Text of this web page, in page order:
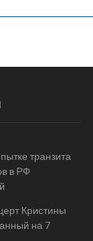
транзита
в РФ
Кристины
на 7